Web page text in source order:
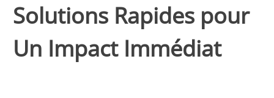
Solutions Rapides pour
Un Impact Immédiat